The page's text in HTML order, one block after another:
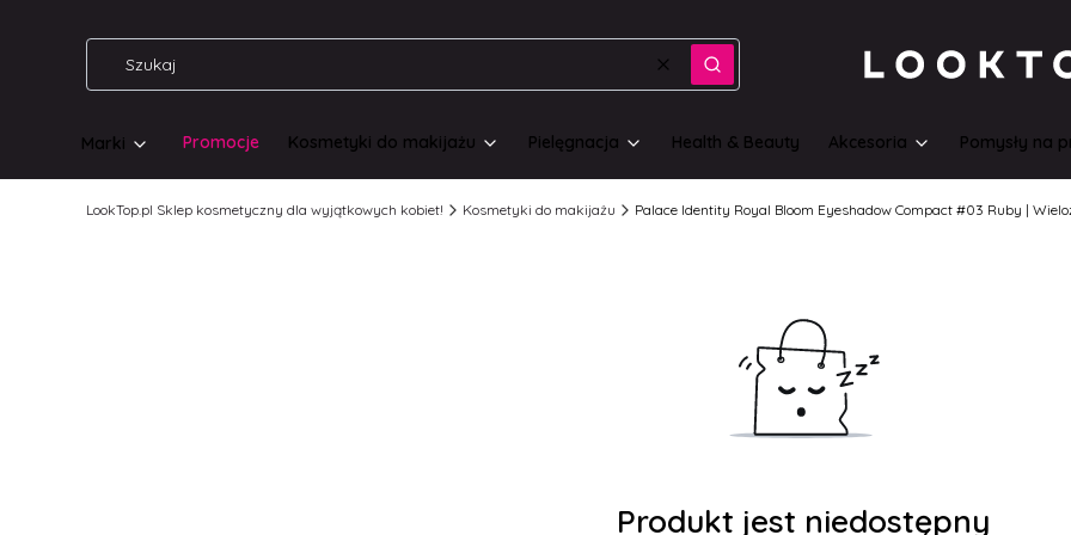
WyczyśćSzukaj
Marki Promocje Kosmetyki do makijażu Pielęgnacja Health & Beauty Akcesoria Pomysły na
LookTop.pl Sklep kosmetyczny dla wyjątkowych kobiet! Kosmetyki do makijażu Palace Identity Royal Bloom Eyeshadow Compact #03 Ruby |
Produkt jest niedostępny